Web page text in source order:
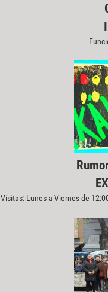
Visitas: Lunes a Viernes de